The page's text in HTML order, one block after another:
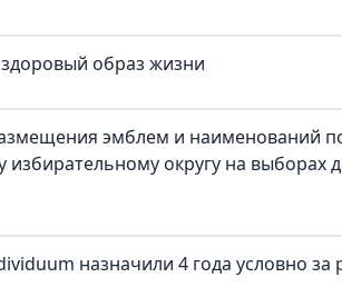
образ жизни
эмблем и наименований
округу на выборах
назначили 4 года условно за